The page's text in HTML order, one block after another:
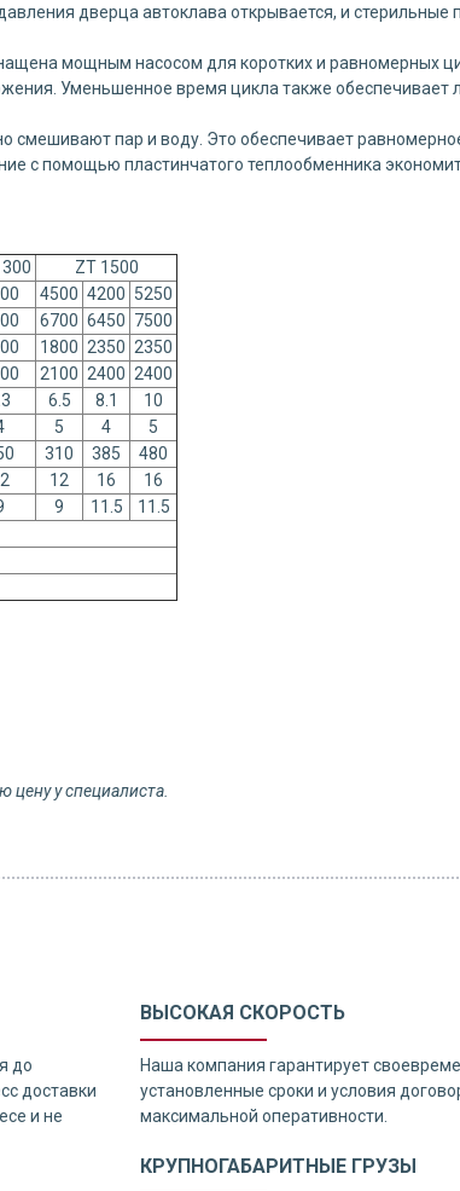
дверца автоклава открывается, и стерильные
мощным насосом для коротких и равномерных
Уменьшенное время цикла также обеспечивает
смешивают пар и воду. Это обеспечивает
с помощью пластинчатого теплообменника
ZT 1500
4500 4200 5250
6700 6450 7500
1800 2350 2350
2100 2400 2400
6.5 8.1
10
5 4
5
310 385
480
12 16
16
9 11.5
11.5
цену у специалиста.
до
доставки
и не
ВЫСОКАЯ СКОРОСТЬ
Наша компания гарантирует
установленные сроки и условия
максимальной оперативности.
КРУПНОГАБАРИТНЫЕ ГРУЗЫ